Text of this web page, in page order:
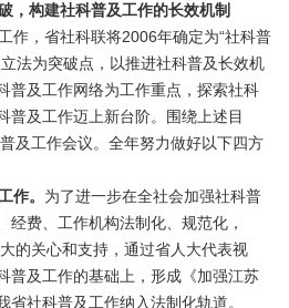
，构建社科普及工作的长效机制
作，省社科联将2006年确定为“社科普
法为突破点，以推进社科普及长效机
普及工作网络为工作重点，探索社科
普及工作迈上新台阶。围绕上述目
及工作会议。全年努力做好以下四方
作。 为了进一步在全社会加强社科普
经费、工作机构法制化、规范化，
的关心和支持，通过省人大代表视
普及工作的基础上，形成《加强江苏
社科普及工作纳入法制化轨道。